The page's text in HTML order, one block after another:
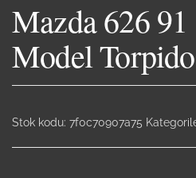
Mazda 626
Model Torpido
Stok kodu: 7f0c70907a75